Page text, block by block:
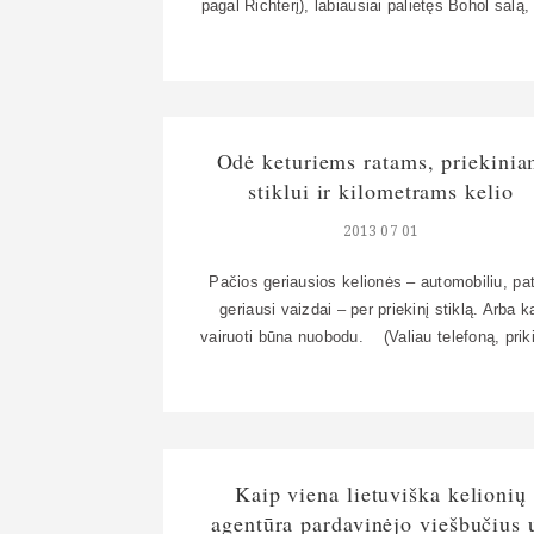
pagal Richterį), labiausiai palietęs Bohol salą,
(lietuviškai, berods, ilgakulnis – pasakojom
Odė keturiems ratams,
stiklui ir kilometrams kelio
2013 07 01
Pačios geriausios kelionės – automobiliu,
geriausi vaizdai – per priekinį stiklą. Arba
vairuoti būna nuobodu. (Valiau telefoną,
Kaip viena lietuviška kelionių
agentūra pardavinėjo viešbučius